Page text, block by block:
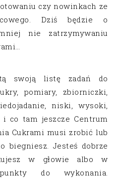
czy nowinkach ze
Dziś będzie o
nie zatrzymywaniu
swoją listę zadań do
pomiary, zbiorniczki,
niski, wysoki,
i co tam jeszcze Centrum
Cukrami musi zrobić lub
biegniesz. Jesteś dobrze
w głowie albo w
do wykonania.